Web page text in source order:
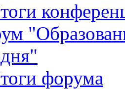
форума